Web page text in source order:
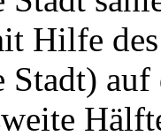
Hilfe